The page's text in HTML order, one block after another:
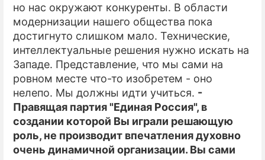
но нас окружают конкуренты. В области
модернизации нашего общества пока
достигнуто слишком мало. Технические,
интеллектуальные решения нужно искать на
Западе. Представление, что мы сами на
ровном месте что-то изобретем - оно
нелепо. Мы должны идти учиться. -
Правящая партия "Единая Россия", в
создании которой Вы играли решающую
роль, не производит впечатления духовно
очень динамичной организации. Вы сами